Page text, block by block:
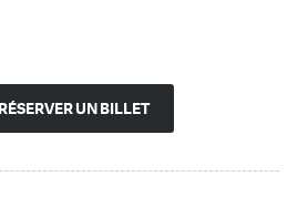
RÉSERVER UN BILLET